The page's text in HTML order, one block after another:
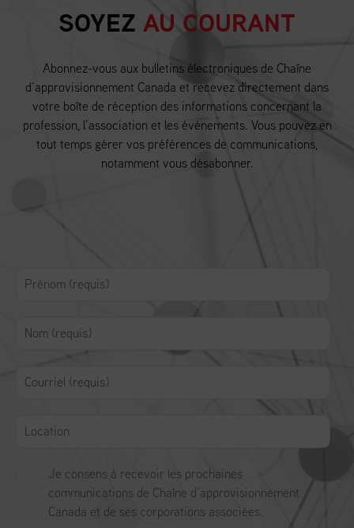
SOYEZ AU COURANT
Abonnez-vous aux bulletins électroniques de Chaîne
d’approvisionnement Canada et recevez directement dans
votre boîte de réception des informations concernant la
profession, l’association et les événements. Vous pouvez en
tout temps gérer vos préférences de communications,
notamment vous désabonner.
Je consens à recevoir les prochaines
communications de Chaîne d’approvisionnement
Canada et de ses corporations associées.